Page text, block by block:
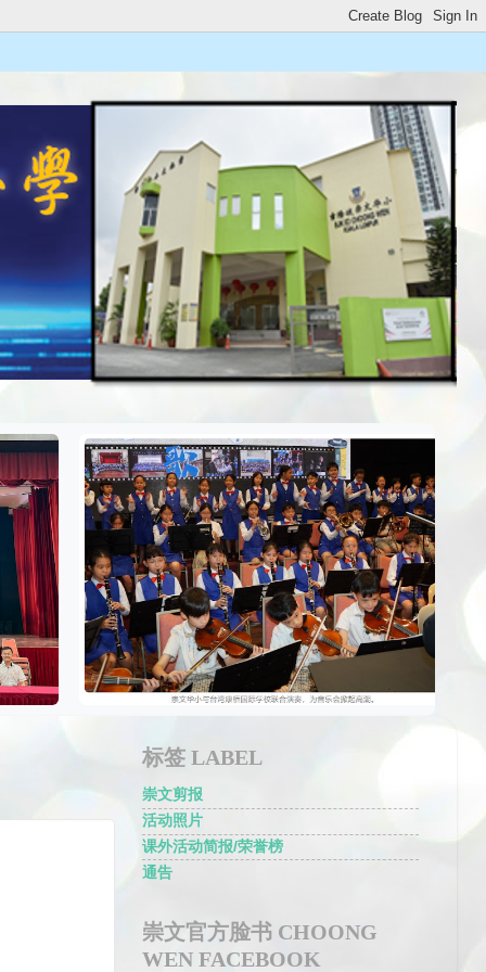
标签 LABEL
崇文剪报
活动照片
课外活动简报/荣誉榜
通告
崇文官方脸书 CHOONG
WEN FACEBOOK